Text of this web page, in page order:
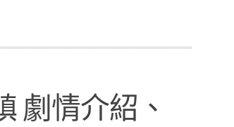
劇情介紹、